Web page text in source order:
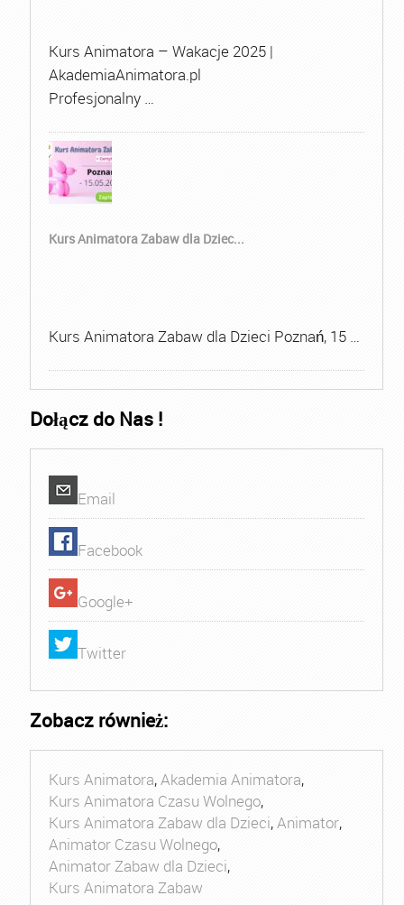
Kurs Animatora – Wakacje 2025 |
AkademiaAnimatora.pl
Profesjonalny …
Kurs Animatora Zabaw dla Dziec...
Kurs Animatora Zabaw dla Dzieci Poznań, 15 …
Dołącz do Nas !
Email
Facebook
Google+
Twitter
Zobacz również:
Kurs Animatora,Akademia Animatora,
Kurs Animatora Czasu Wolnego,
Kurs Animatora Zabaw dla Dzieci,Animator,
Animator Czasu Wolnego,
Animator Zabaw dla Dzieci,
Kurs Animatora Zabaw